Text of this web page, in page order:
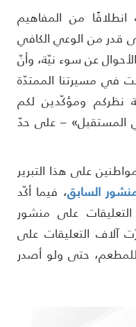
من المفاهيم
من الوعي الكافي
عن سوء نيّة، وأنّ
مسيرتنا الممتدّة
ومؤكّدين لكم
– على حدّ
على هذا التبرير
السابق، فيما أكّد
على منشور
التعليقات على
حتى ولو أصدر